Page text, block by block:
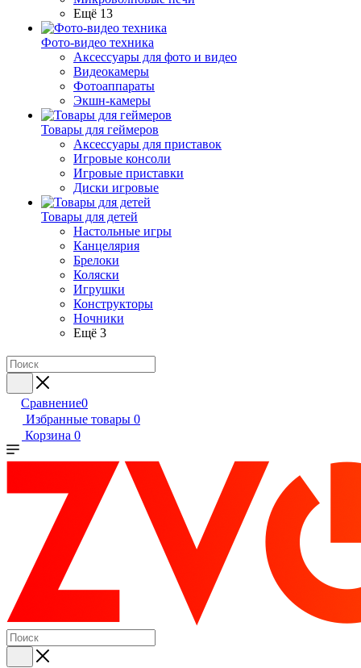
Ещё 13
Фото-видео техника
Аксессуары для фото и видео
Видеокамеры
Фотоаппараты
Экшн-камеры
Товары для геймеров
Аксессуары для приставок
Игровые консоли
Игровые приставки
Диски игровые
Товары для детей
Настольные игры
Канцелярия
Брелоки
Коляски
Игрушки
Конструкторы
Ночники
Ещё 3
Сравнение0
Избранные товары 0
Корзина 0